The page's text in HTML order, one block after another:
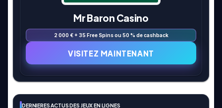
Mr Baron Casino
2 000 € + 35 Free Spins ou 50 % de cashback
VISITEZ MAINTENANT
DERNIERES ACTUS DES JEUX EN LIGNES